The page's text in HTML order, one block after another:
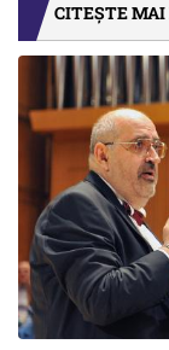
CITEȘTE